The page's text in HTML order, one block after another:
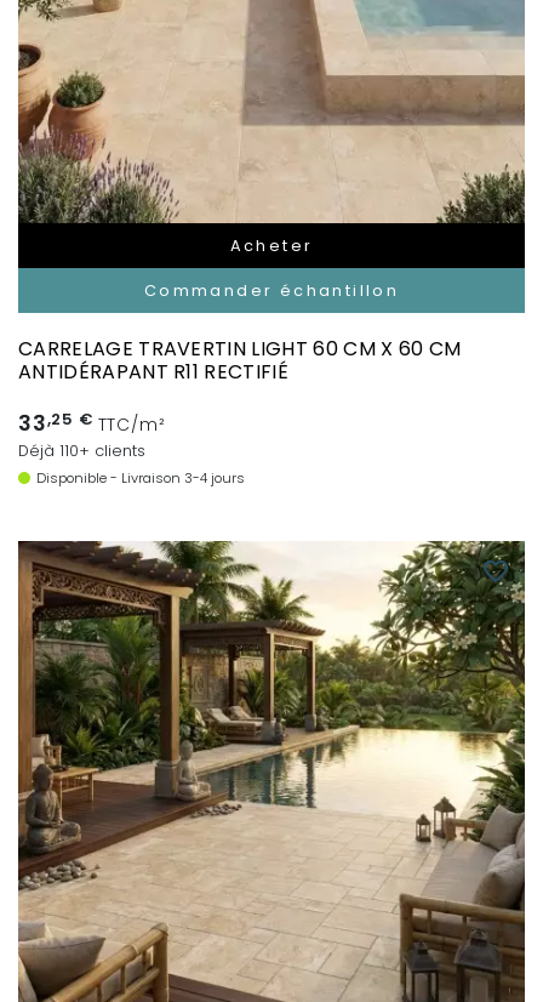
Acheter
Commander échantillon
CARRELAGE TRAVERTIN LIGHT 60 CM X 60 CM
ANTIDÉRAPANT R11 RECTIFIÉ
33,25 € TTC/m²
Déjà 110+ clients
Disponible - Livraison 3-4 jours
favorite_border